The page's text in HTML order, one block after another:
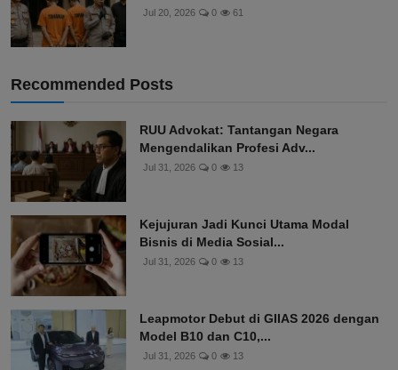
Jul 20, 2026 0 61
Recommended Posts
RUU Advokat: Tantangan Negara
Mengendalikan Profesi Adv...
Jul 31, 2026 0 13
Kejujuran Jadi Kunci Utama Modal
Bisnis di Media Sosial...
Jul 31, 2026 0 13
Leapmotor Debut di GIIAS 2026 dengan
Model B10 dan C10,...
Jul 31, 2026 0 13